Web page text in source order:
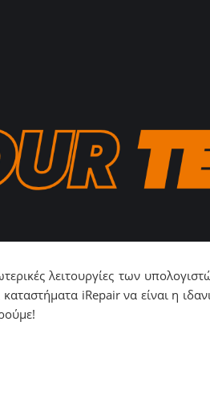
λειτουργίες των
iRepair να είναι η